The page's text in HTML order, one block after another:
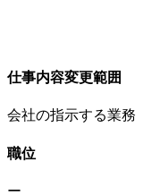
仕事内容変更範囲
会社の指示する業務
職位
ー